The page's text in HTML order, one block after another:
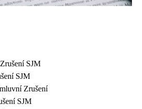
SJM
SJM
Zrušení
SJM